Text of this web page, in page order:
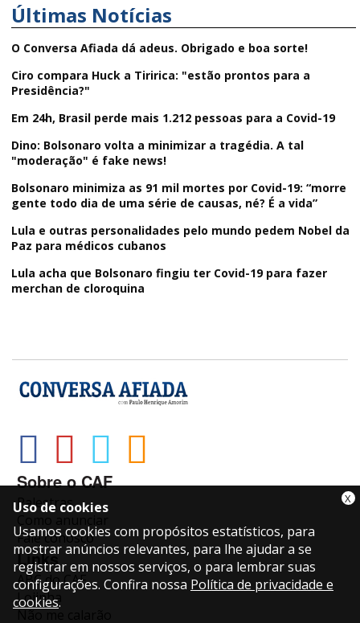
Últimas Notícias
O Conversa Afiada dá adeus. Obrigado e boa sorte!
Ciro compara Huck a Tiririca: "estão prontos para a
Presidência?"
Em 24h, Brasil perde mais 1.212 pessoas para a Covid-19
Dino: Bolsonaro volta a minimizar a tragédia. A tal
"moderação" é fake news!
Bolsonaro minimiza as 91 mil mortes por Covid-19: “morre
gente todo dia de uma série de causas, né? É a vida”
Lula e outras personalidades pelo mundo pedem Nobel da
Paz para médicos cubanos
Lula acha que Bolsonaro fingiu ter Covid-19 para fazer
merchan de cloroquina
Sobre o CAF
Palestras
Fale conosco
Links
ABC do CAF
Lojinha
X
Uso de cookies
Usamos cookies com propósitos estatísticos, para
mostrar anúncios relevantes, para lhe ajudar a se
registrar em nossos serviços, o para lembrar suas
configurações. Confira nossa Política de privacidade e
cookies.